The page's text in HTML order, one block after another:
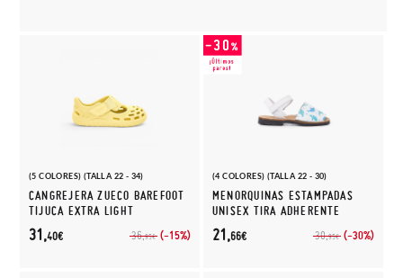
(5 COLORES) (TALLA 22 - 34)
CANGREJERA ZUECO BAREFOOT
TIJUCA EXTRA LIGHT
36,95€ (-15%)
31,40€
(4 COLORES) (TALLA 22 - 30)
MENORQUINAS ESTAMPADAS
UNISEX TIRA ADHERENTE
30,95€ (-30%)
21,66€